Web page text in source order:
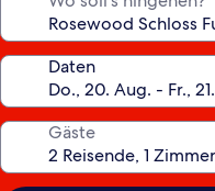
Daten
Gäste